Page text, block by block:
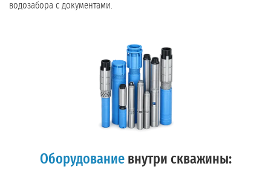
водозабора с документами.
Оборудованиевнутри скважины: